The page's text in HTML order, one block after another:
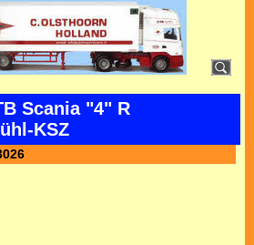
Scania "4" R
KSZ